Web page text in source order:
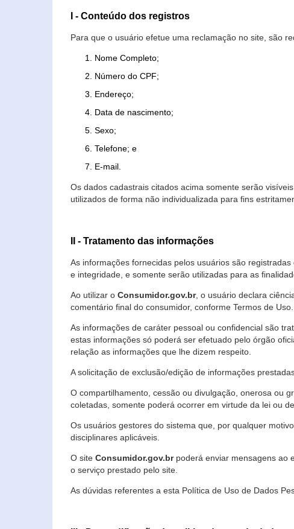
I - Conteúdo dos registros
Para que o usuário efetue uma reclamação no site, são
Nome Completo;
Número do CPF;
Endereço;
Data de nascimento;
Sexo;
Telefone; e
E-mail.
Os dados cadastrais citados acima somente serão
utilizados de forma não individualizada para fins
II - Tratamento das informações
As informações fornecidas pelos usuários são
e integridade, e somente serão utilizadas para as
Ao utilizar o Consumidor.gov.br, o usuário declara
comentário final do consumidor, conforme Termos de Uso.
As informações de caráter pessoal ou confidencial são
estas informações só poderá ser efetuado pelo órgão
relação as informações que lhe dizem respeito.
A solicitação de exclusão/edição de informações
O compartilhamento, cessão ou divulgação, onerosa ou
coletadas, somente poderá ocorrer em virtude da lei ou
Os usuários gestores do sistema que, por qualquer
disciplinares aplicáveis.
O site Consumidor.gov.brpoderá enviar mensagens ao
o serviço prestado pelo site.
As dúvidas referentes a esta Política de Uso de Dados